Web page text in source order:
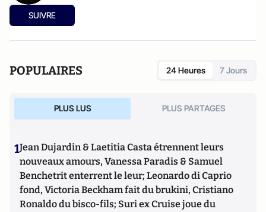
SUIVRE
POPULAIRES 24 Heures 7 Jours
PLUS LUS PLUS PARTAGES
1Jean Dujardin & Laetitia Casta étrennent leurs
nouveaux amours, Vanessa Paradis & Samuel
Benchetrit enterrent le leur; Leonardo di Caprio
fond, Victoria Beckham fait du brukini, Cristiano
Ronaldo du bisco-fils; Suri ex Cruise joue du